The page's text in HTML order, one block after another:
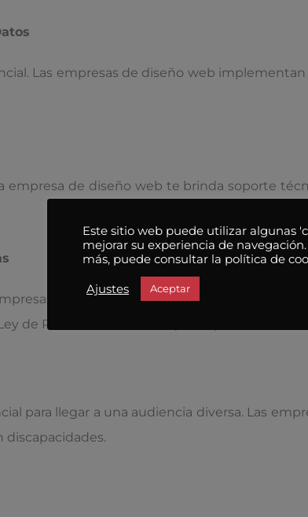
Las empresas de diseño web
de diseño web te brinda soporte
de diseño web, conocen las
de Protección de Datos (GDPR).
para llegar a una audiencia diversa. Las
discapacidades.
Este sitio web puede utilizar algunas
mejorar su experiencia de navegación.
más, puede consultar la política de
Ajustes Aceptar